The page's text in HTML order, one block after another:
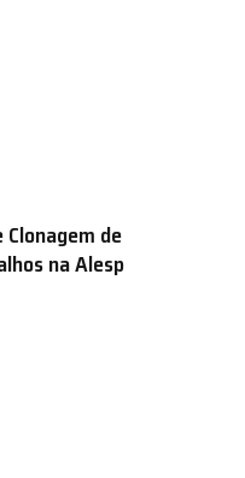
Clonagem de
na Alesp